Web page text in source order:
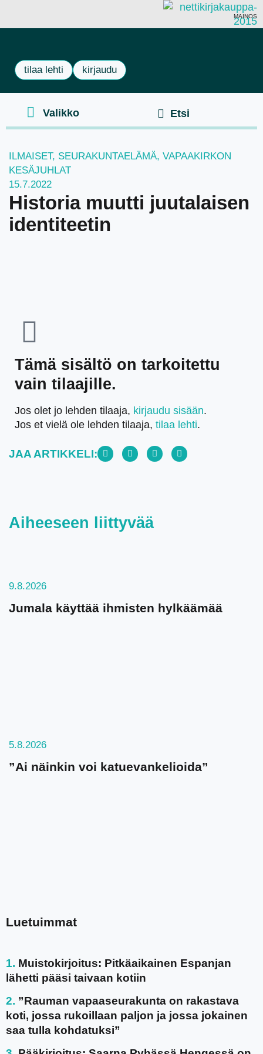
MAINOS
tilaa lehti kirjaudu
ILMAISET, SEURAKUNTAELÄMÄ, VAPAAKIRKON
KESÄJUHLAT
15.7.2022
Historia muutti juutalaisen
identiteetin
Tämä sisältö on tarkoitettu
vain tilaajille.
Jos olet jo lehden tilaaja, kirjaudu sisään.
Jos et vielä ole lehden tilaaja, tilaa lehti.
JAA ARTIKKELI:
Aiheeseen liittyvää
9.8.2026
Jumala käyttää ihmisten hylkäämää
5.8.2026
”Ai näinkin voi katuevankelioida”
Luetuimmat
Muistokirjoitus: Pitkäaikainen Espanjan
lähetti pääsi taivaan kotiin
”Rauman vapaaseurakunta on rakastava
koti, jossa rukoillaan paljon ja jossa jokainen
saa tulla kohdatuksi”